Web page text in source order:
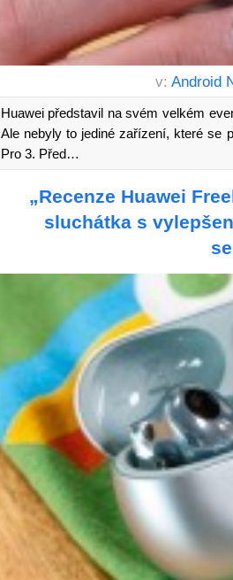
v:Android
Huawei představil na svém velkém
Ale nebyly to jediné zařízení, které se
Pro 3. Před…
„Recenze Huawei
sluchátka s